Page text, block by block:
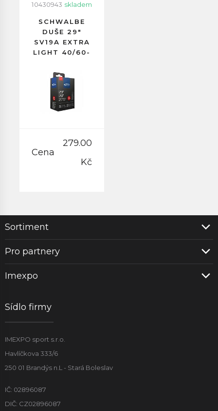
10430943 skladem
SCHWALBE
DUŠE 29"
SV19A EXTRA
LIGHT 40/60-
GALUSKOVÝ
VENTILEK
40MM
Cena
279.00
Kč
Sortiment
Pro partnery
Imexpo
Sídlo firmy
IMEXPO sport s.r.o.
Havlíčkova 333/6
250 01 Brandýs n.L - Stará Boleslav
IČ: 02896087
DIČ: CZ02896087